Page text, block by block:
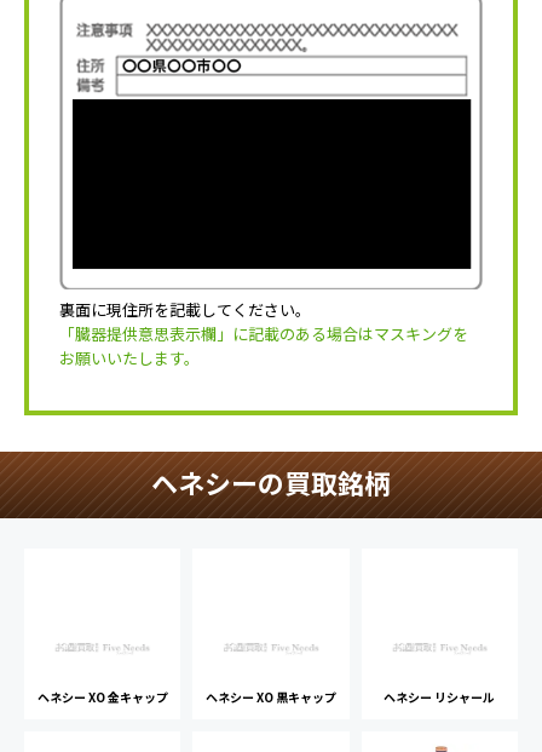
裏面に現住所を記載してください。
「臓器提供意思表示欄」に記載のある場合はマスキングを
お願いいたします。
ヘネシーの買取銘柄
ヘネシー XO 金キャップ ヘネシー XO 黒キャップ ヘネシー リシャール